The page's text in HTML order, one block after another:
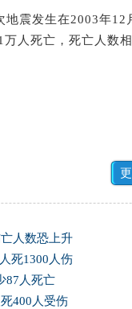
震发生在2003年12
人死亡，死亡人数
人数恐上升
死1300人伤
87人死亡
400人受伤